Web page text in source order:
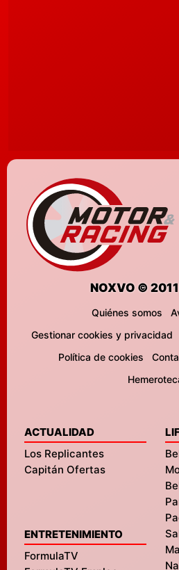
NOXVO ©
Quiénes somos
Gestionar cookies y privacidad
Política de cookies
ACTUALIDAD
Los Replicantes
Capitán Ofertas
ENTRETENIMIENTO
FormulaTV